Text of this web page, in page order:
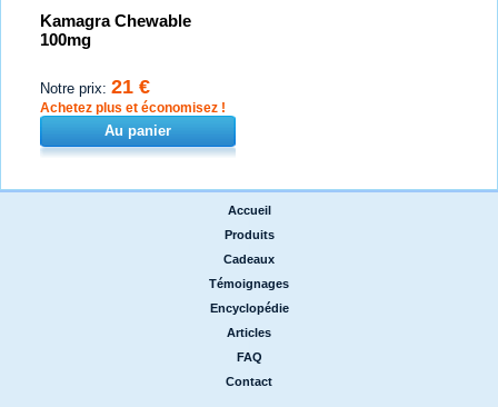
Kamagra Chewable
100mg
Notre prix: 21 €
Achetez plus et économisez !
Au panier
Accueil
Produits
Cadeaux
Témoignages
Encyclopédie
Articles
FAQ
Contact